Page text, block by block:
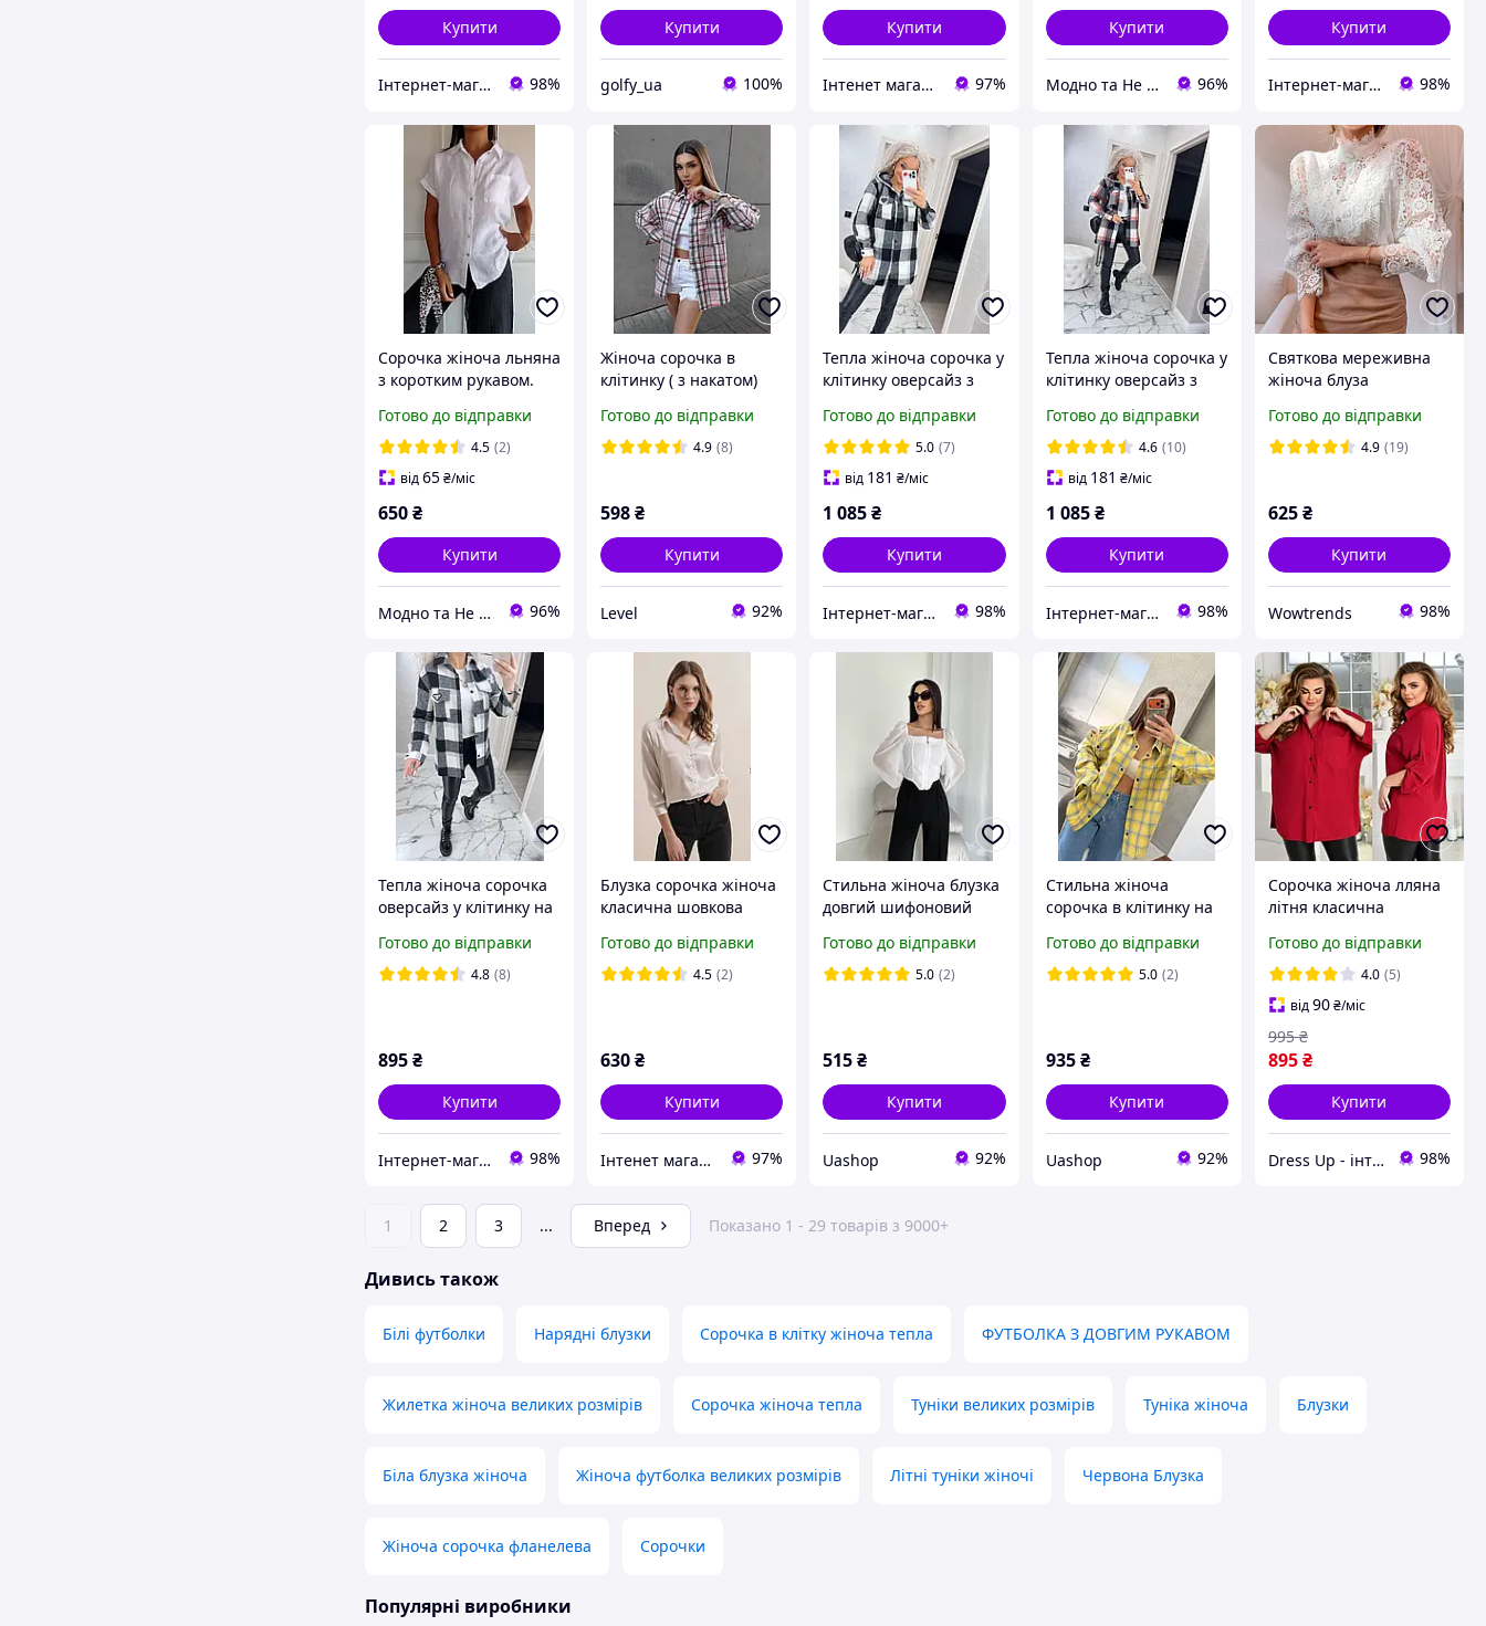
Купити
Інтернет-магазин "Butterfly" 98%
Купити
golfy_ua 100%
Купити
Інтенет магазин "Actualnoe" 97%
Купити
Модно та Не Дорого 96%
Купити
Інтернет-магазин "Butterfly" 98%
Сорочка жіноча льняна
з коротким рукавом.
подовжена, розмір 42-
44; 46-48; 50-52 льон
жатий ( бавовна)
Готово до відправки
4.5 (2)
від65₴/міс
650₴
Купити
Модно та Не Дорого 96%
Жіноча сорочка в
клітинку ( з накатом)
Готово до відправки
4.9 (8)
598₴
Купити
Level 92%
Тепла жіноча сорочка у
клітинку оверсайз з
кнопках з нашивкою
розміри від 42 до 58
Готово до відправки
5.0 (7)
від 181 ₴/міс
1 085₴
Купити
Інтернет-магазин "Butterfly" 98%
Тепла жіноча сорочка у
клітинку оверсайз з
кнопках з нашивкою
розміри від 42 до 58
Готово до відправки
4.6 (10)
від 181 ₴/міс
1 085 ₴
Купити
Інтернет-магазин "Butterfly" 98%
Святкова мереживна
жіноча блуза
Готово до відправки
4.9 (19)
625₴
Купити
Wowtrends 98%
Тепла жіноча сорочка
оверсайз у клітинку на
нашивкою чорно-біла
розміри від 46 до 52
Готово до відправки
4.8 (8)
895₴
Купити
Інтернет-магазин "Butterfly" 98%
Блузка сорочка жіноча
класична шовкова
Готово до відправки
4.5 (2)
630₴
Купити
Інтенет магазин "Actualnoe" 97%
Стильна жіноча блузка
довгий шифоновий
44 46 48 білий чорний
червоний
Готово до відправки
5.0 (2)
515₴
Купити
Uashop 92%
Стильна жіноча
сорочка в клітинку на
знімаються фланель
Туреччина 42 48
Готово до відправки
5.0 (2)
935 ₴
Купити
Uashop 92%
Сорочка жіноча лляна
літня класична
Готово до відправки
4.0 (5)
від90₴/міс
895₴
995 ₴
Купити
Dress Up - інтернет магазин жіночого одягу 98%
1 2 3 ... Вперед Показано 1 - 29 товарів з 9000+
Дивись також
Білі футболки Нарядні блузки Сорочка в клітку жіноча тепла ФУТБОЛКА З ДОВГИМ РУКАВОМ
Жилетка жіноча великих розмірів Сорочка жіноча тепла Туніки великих розмірів Туніка жіноча Блузки
Біла блузка жіноча Жіноча футболка великих розмірів Літні туніки жіночі Червона Блузка
Жіноча сорочка фланелева Сорочки
Популярні виробники